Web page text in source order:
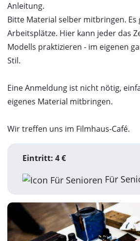
Anleitung.
Bitte Material selber mitbringen. Es
Arbeitsplätze. Hier kann jeder das
Modells praktizieren - im eigenen
Stil.
Eine Anmeldung ist nicht nötig,
eigenes Material mitbringen.
Wir treffen uns im Filmhaus-Café.
Eintritt: 4 €
Für